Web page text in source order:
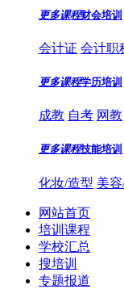
更多课程财会培训
会计证 会计职
更多课程学历培训
成教 自考 网教
更多课程技能培训
化妆/造型 美
网站首页
培训课程
学校汇总
搜培训
专题报道